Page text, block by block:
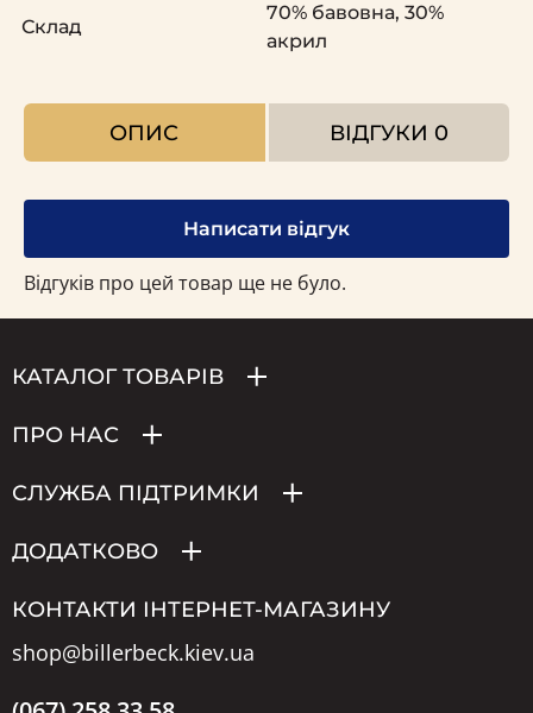
Склад
70% бавовна, 30%
акрил
ОПИС ВІДГУКИ 0
Написати відгук
Відгуків про цей товар ще не було.
КАТАЛОГ ТОВАРІВ
ПРО НАС
СЛУЖБА ПІДТРИМКИ
ДОДАТКОВО
КОНТАКТИ ІНТЕРНЕТ-МАГАЗИНУ
shop@billerbeck.kiev.ua